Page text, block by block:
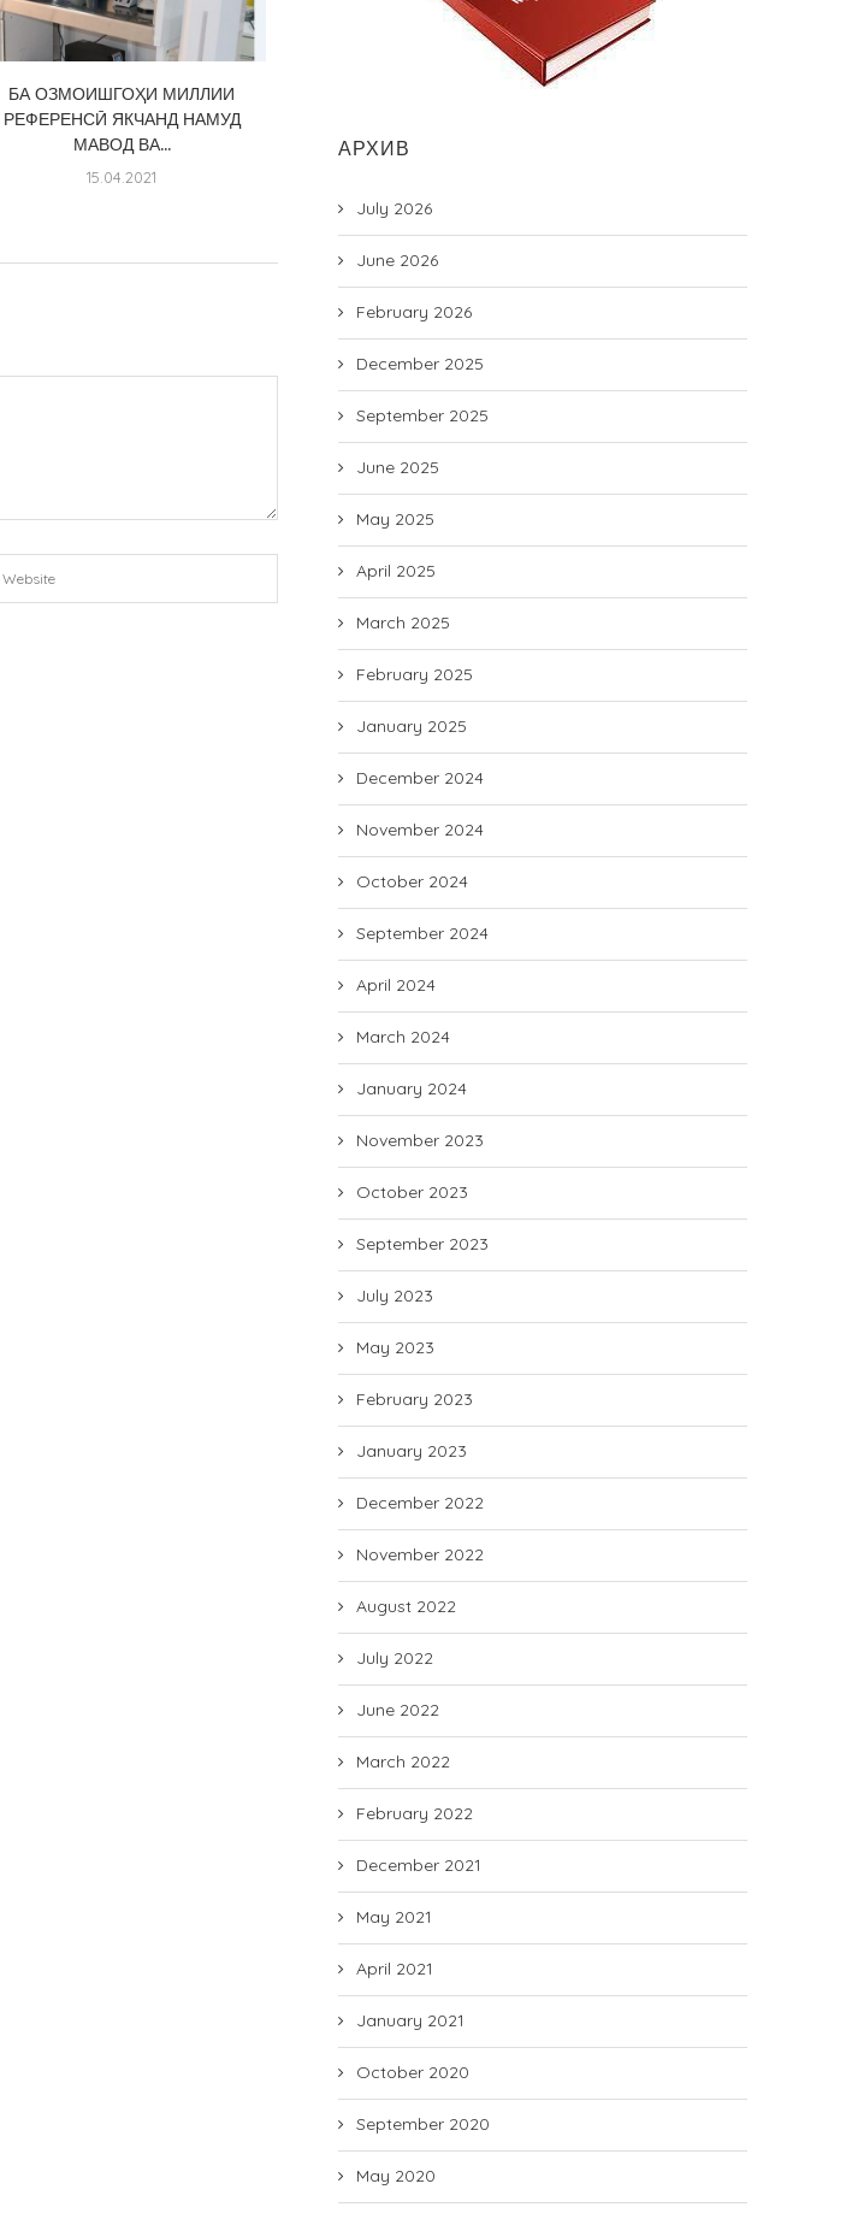
БА ОЗМОИШГОҲИ МИЛЛИИ
РЕФЕРЕНСӢ ЯКЧАНД НАМУД
МАВОД ВА...
15.04.2021
миллии референсӣ” Баҳодур
18.03.2025
АРХИВ
July 2026
June 2026
February 2026
December 2025
September 2025
June 2025
May 2025
April 2025
March 2025
February 2025
January 2025
December 2024
November 2024
October 2024
September 2024
April 2024
March 2024
January 2024
November 2023
October 2023
September 2023
July 2023
May 2023
February 2023
January 2023
December 2022
November 2022
August 2022
July 2022
June 2022
March 2022
February 2022
December 2021
May 2021
April 2021
January 2021
October 2020
September 2020
May 2020